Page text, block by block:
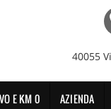
40055
E KM 0 AZIENDA